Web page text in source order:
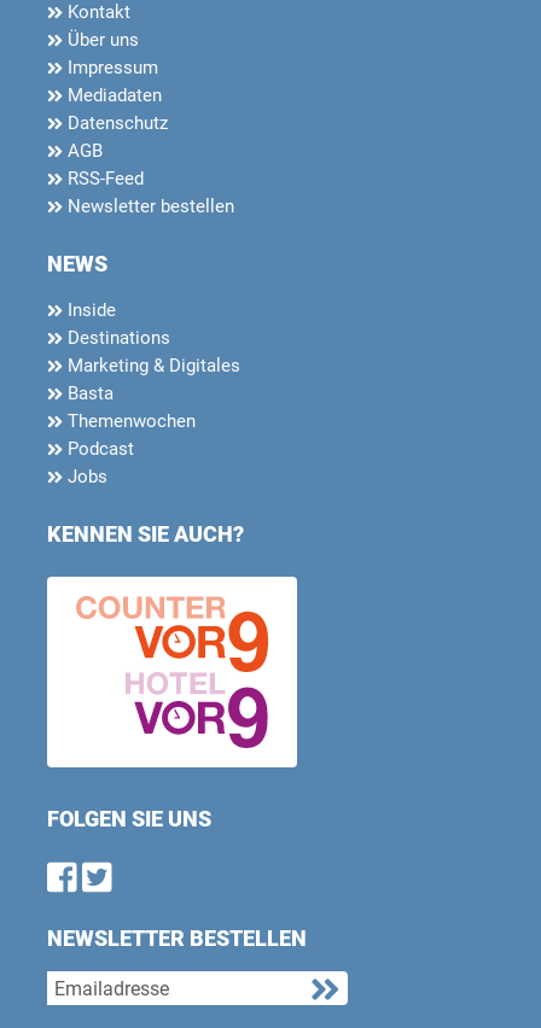
Kontakt
Über uns
Impressum
Mediadaten
Datenschutz
AGB
RSS-Feed
Newsletter bestellen
NEWS
Inside
Destinations
Marketing & Digitales
Basta
Themenwochen
Podcast
Jobs
KENNEN SIE AUCH?
FOLGEN SIE UNS
Find us on Facebook
Follow us on Twitter
NEWSLETTER BESTELLEN